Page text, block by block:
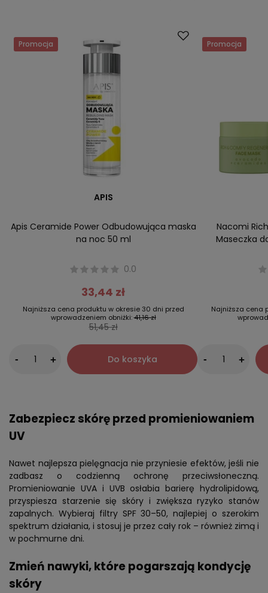
Promocja
APIS
Apis Ceramide Power Odbudowująca maska
na noc 50 ml
0.0
33,44 zł
Najniższa cena produktu w okresie 30 dni przed
wprowadzeniem obniżki:41,16 zł
51,45 zł
- + Do koszyka
Promocja
Nacomi
Maseczka
Najniższa cena
- +
Zabezpiecz skórę przed promieniowaniem
UV
Nawet najlepsza pielęgnacja nie przyniesie efektów, jeśli nie
zadbasz o codzienną ochronę przeciwsłoneczną.
Promieniowanie UVA i UVB osłabia barierę hydrolipidową,
przyspiesza starzenie się skóry i zwiększa ryzyko stanów
zapalnych. Wybieraj filtry SPF 30–50, najlepiej o szerokim
spektrum działania, i stosuj je przez cały rok – również zimą i
w pochmurne dni.
Zmień nawyki, które pogarszają kondycję
skóry